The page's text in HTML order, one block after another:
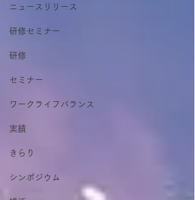
ニュースリリース
研修セミナー
研修
セミナー
ワークライフバランス
実績
きらり
シンポジウム